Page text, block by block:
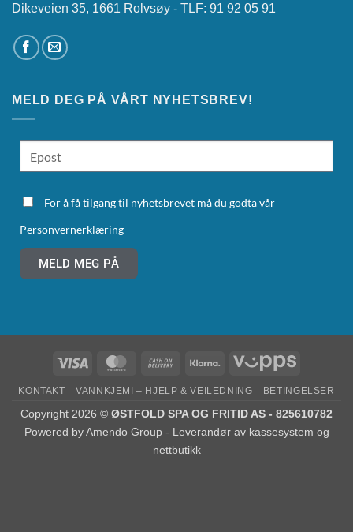
Dikeveien 35, 1661 Rolvsøy - TLF: 91 92 05 91
MELD DEG PÅ VÅRT NYHETSBREV!
For å få tilgang til nyhetsbrevet må du godta vår
Personvernerklæring
MELD MEG PÅ
KONTAKT VANNKJEMI – HJELP & VEILEDNING BETINGELSER
Copyright 2026 © ØSTFOLD SPA OG FRITID AS - 825610782
Powered byAmendo Group - Leverandør av kassesystem og
nettbutikk